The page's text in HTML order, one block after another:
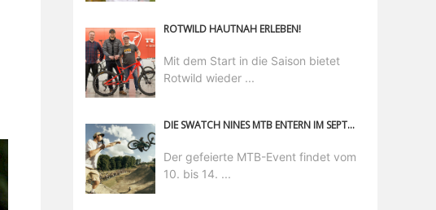
ROTWILD HAUTNAH ERLEBEN!
Mit dem Start in die Saison bietet
Rotwild wieder ...
DIE SWATCH NINES MTB ENTERN IM SEPTEMBER 2024 DIE BIKE REPUBLIC SÖLDEN
Der gefeierte MTB-Event findet vom
10. bis 14. ...